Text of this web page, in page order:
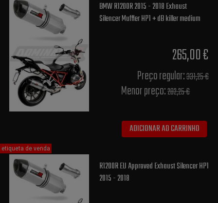
BMW R1200R 2015 - 2018 Exhaust
Silencer Muffler HP1 + dB killer medium
265,00 €
Preço regular:331,25 €
Menor preço:282,25 €
ADICIONAR AO CARRINHO
R1200R EU Approved Exhaust Silencer HP1
2015 - 2018
etiqueta de venda